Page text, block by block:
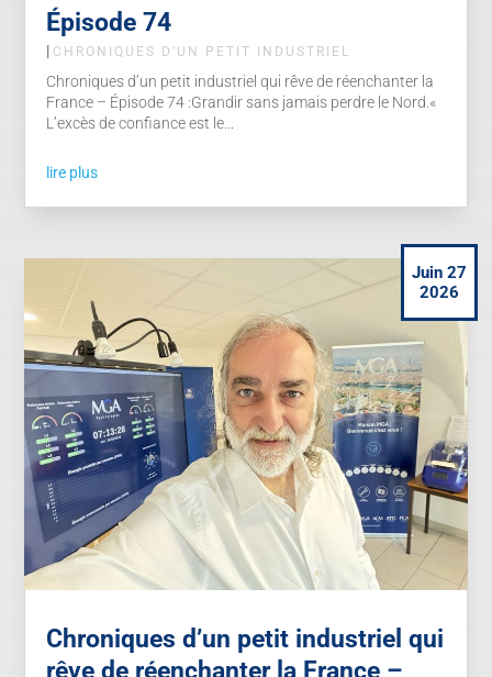
Épisode 74
| CHRONIQUES D’UN PETIT INDUSTRIEL
Chroniques d’un petit industriel qui rêve de réenchanter la
France – Épisode 74 :Grandir sans jamais perdre le Nord.«
L’excès de confiance est le...
lire plus
Chroniques d’un petit industriel qui
Juin 27
2026